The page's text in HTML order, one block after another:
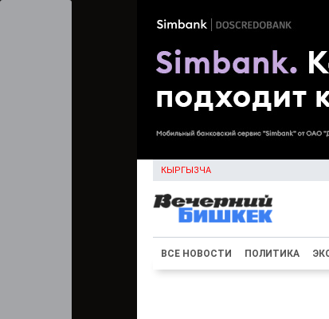
КЫРГЫЗЧА
ВСЕ НОВОСТИ ПОЛИТИКА